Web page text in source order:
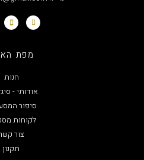
מפת האתר
אודותי - סיגל דוד
סיפור המסע שלי
לקוחות מספרים
צור קשר